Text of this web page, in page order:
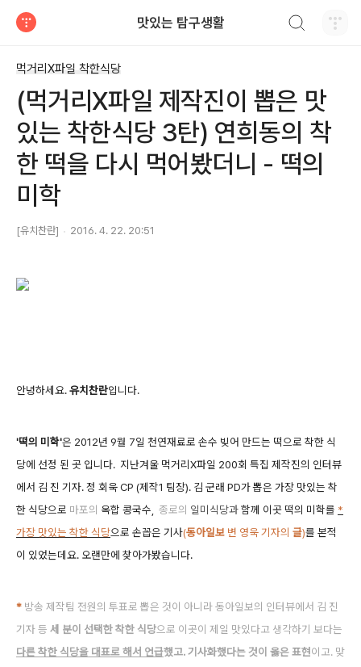
맛있는 탐구생활
먹거리X파일 착한식당
(먹거리X파일 제작진이 뽑은 맛
있는 착한식당 3탄) 연희동의 착
한 떡을 다시 먹어봤더니 - 떡의
미학
[유치찬란] 2016. 4. 22. 20:51
안녕하세요.유치찬란입니다.
'떡의 미학'은 2012년 9월 7일 천연재료로 손수 빚어 만드는 떡으로 착한 식
당에 선정 된 곳 입니다. 지난겨울 먹거리X파일 200회 특집 제작진의 인터뷰
에서 김 진 기자. 정 회욱 CP (제작1 팀장). 김 군래 PD가 뽑은 가장 맛있는 착
한 식당으로 마포의 옥합 콩국수, 종로의 일미식당과함께 이곳 떡의 미학를 *
가장 맛있는 착한 식당으로 손꼽은 기사(동아일보 변 영욱 기자의 글)를 본적
이 있었는데요. 오랜만에 찾아가봤습니다.
* 방송 제작팀 전원의 투표로 뽑은 것이 아니라 동아일보의 인터뷰에서 김 진
기자 등 세 분이 선택한 착한 식당으로 이곳이 제일 맛있다고 생각하기 보다는
다른 착한 식당을 대표로 해서 언급했고. 기사화했다는 것이 옳은 표현이고. 맞